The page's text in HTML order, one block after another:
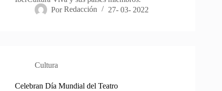
Por Redacción 27- 03- 2022
Cultura
Celebran Día Mundial del Teatro